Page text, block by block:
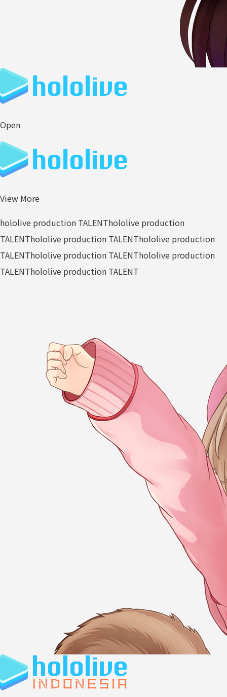
Open
View More
hololive production TALENThololive production
TALENThololive production TALENThololive production
TALENThololive production TALENThololive production
TALENThololive production TALENT